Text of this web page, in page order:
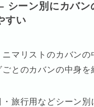
シーン別にカバン
すい
マリストのカバンの
とのカバンの中身を
旅行用などシーン別